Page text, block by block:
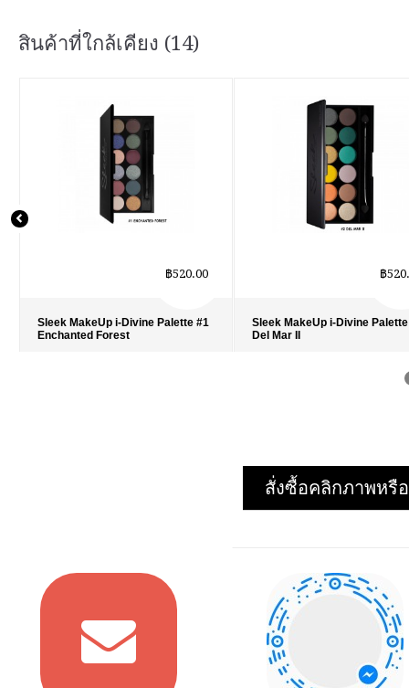
สินค้าที่ใกล้เคียง (14)
Sleek MakeUp i-Divine Palette #1
Enchanted Forest
฿520.00
Sleek MakeUp i-Divine
Del Mar II
฿
สั่งซื้อคลิกภาพหรื